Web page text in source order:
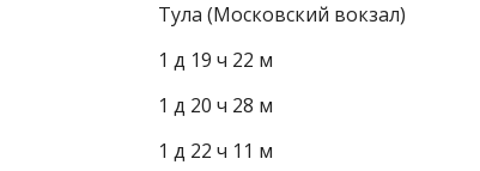
Тула (Московский вокзал)
1 д 19 ч 22 м
1 д 20 ч 28 м
1 д 22 ч 11 м